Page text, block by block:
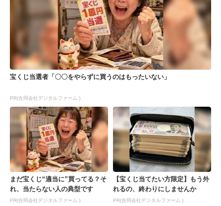
宝くじ当選者「〇〇をやらずに買うのはもったいない」
PR(合同会社デジタルファーム )
まだ宝くじ“適当に”買ってる？そ
れ、当たらない人の典型です
PR(合同会社デジタルファーム )
【宝くじ当てたい方限定】もう外
れるの、終わりにしませんか
PR(合同会社デジタルファーム )